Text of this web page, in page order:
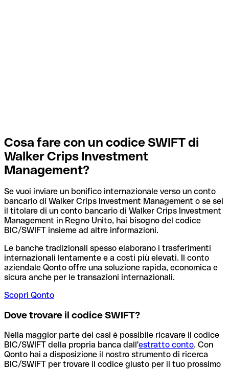
Cosa fare con un codice SWIFT di
Walker Crips Investment
Management?
Se vuoi inviare un bonifico internazionale verso un conto
bancario di Walker Crips Investment Management o se sei
il titolare di un conto bancario di Walker Crips Investment
Management in Regno Unito, hai bisogno del codice
BIC/SWIFT insieme ad altre informazioni.
Le banche tradizionali spesso elaborano i trasferimenti
internazionali lentamente e a costi più elevati. Il conto
aziendale Qonto offre una soluzione rapida, economica e
sicura anche per le transazioni internazionali.
Scopri Qonto
Dove trovare il codice SWIFT?
Nella maggior parte dei casi è possibile ricavare il codice
BIC/SWIFT della propria banca dall'estratto conto. Con
Qonto hai a disposizione il nostro strumento di ricerca
BIC/SWIFT per trovare il codice giusto per il tuo prossimo